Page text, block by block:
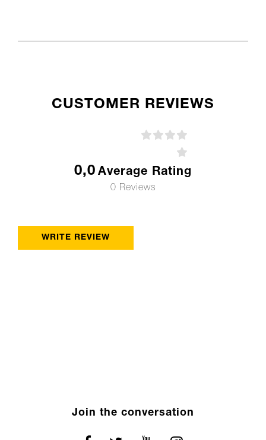
CUSTOMER REVIEWS
0,0 Average Rating
0 Reviews
WRITE REVIEW
Join the conversation